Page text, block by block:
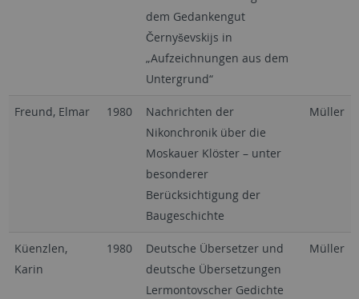
dem Gedankengut
Černyševskijs in
„Aufzeichnungen aus dem
Untergrund“
Freund, Elmar 1980
Nachrichten der
Nikonchronik über die
Moskauer Klöster – unter
besonderer
Berücksichtigung der
Baugeschichte
Müller
Küenzlen,
Karin
1980
Deutsche Übersetzer und
deutsche Übersetzungen
Lermontovscher Gedichte
Müller